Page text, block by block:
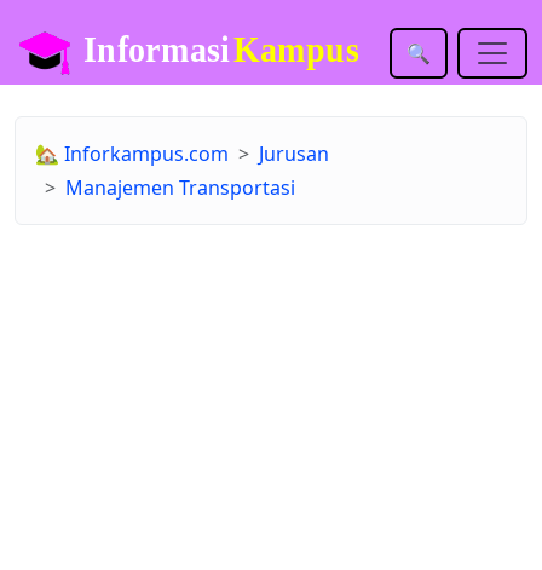
🔍
🏡 Inforkampus.com
Jurusan
Manajemen Transportasi